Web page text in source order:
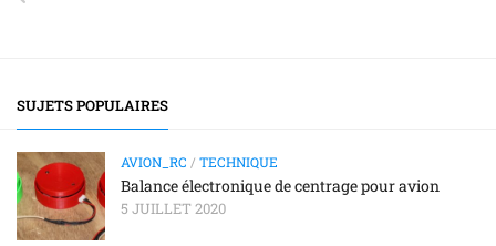
SUJETS POPULAIRES
AVION_RC / TECHNIQUE
Balance électronique de centrage pour avion
5 JUILLET 2020